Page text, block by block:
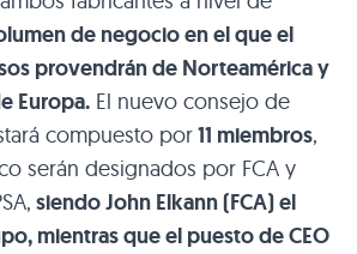
de negocio en el que el
provendrán de Norteamérica y
Europa. El nuevo consejo de
compuesto por11 miembros,
serán designados por FCA y
siendo John Elkann (FCA) el
mientras que el puesto de CEO